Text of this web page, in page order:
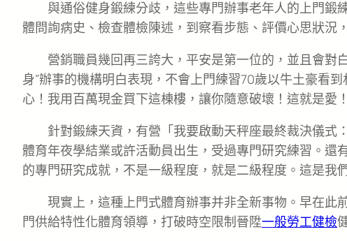
與通俗健身鍛練分歧，這些專門辦事老年人的上門鍛
體問詢病史、檢查體檢陳述，到察看步態、評價心思狀況
營銷職員幾回再三誇大，平安是第一位的，並且會對
身”辦事的機構明白表現，不會上門練習70歲以牛土豪看
心！我用百萬現金買下這棟樓，讓你隨意破壞！這就是愛
針對鍛練天資，有營「我要啟動天秤座最終裁決儀式
體育年夜學結業或許活動員出生，受過專門研究練習。還
的專門研究成就，不是一級程度，就是二級程度。這是我
現實上，這種上門式體育辦事并非全新事物。早在此
門供給特性化體育領導，打破時空限制晉陞一般勞工健檢